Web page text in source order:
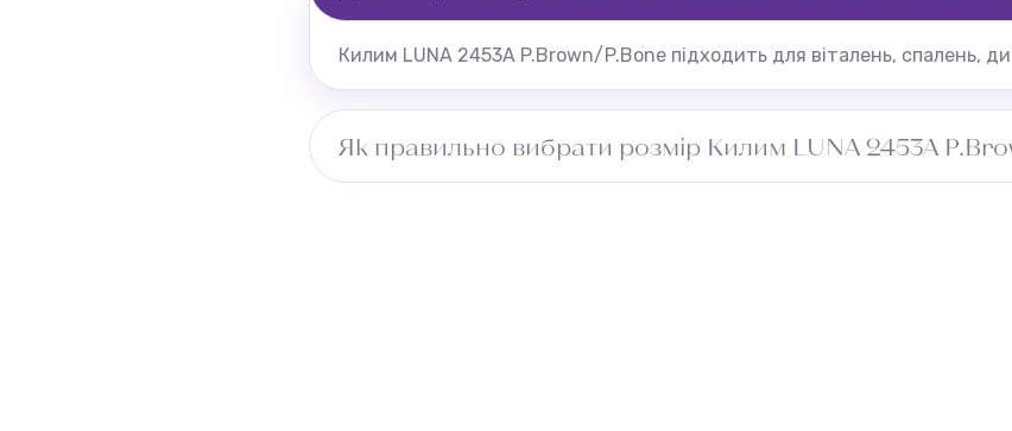
Килим LUNA 2453A P.Brown/P.Bone підходить для віталень, спалень,
Як правильно вибрати розмір Килим LUNA 2453A